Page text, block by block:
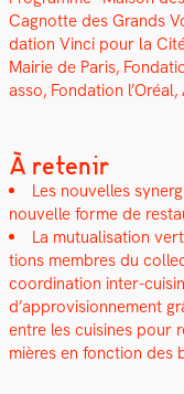
Cagnotte des Grands
da­tion Vin­ci pour la
Mairie de Paris,
asso, Fon­da­tion l’Oréal,
À retenir
Les nou­velles
nou­velle forme de
La mutu­al­i­sa­tion
tions mem­bres du
coor­di­na­tion inter-
d’approvisionnement
entre les cuisines pour
mières en fonc­tion des